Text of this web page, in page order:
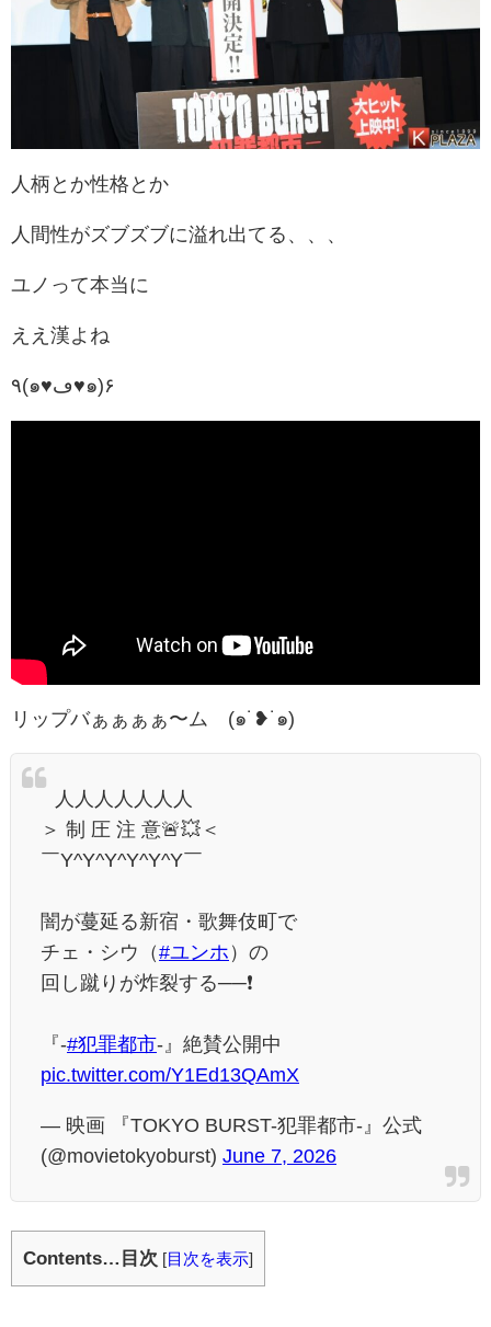
人柄とか性格とか
人間性がズブズブに溢れ出てる、、、
ユノって本当に
ええ漢よね
٩(๑♥ڡ♥๑)۶
リップバぁぁぁぁ〜ム (๑˙❥˙๑)
⠀人人人人人人人
＞ 制 圧 注 意🚨💥＜
￣Y^Y^Y^Y^Y^Y￣
闇が蔓延る新宿・歌舞伎町で
チェ・シウ（#ユンホ ）の
回し蹴りが炸裂する──❗️
『-#犯罪都市-』絶賛公開中
pic.twitter.com/Y1Ed13QAmX
— 映画 『TOKYO BURST-犯罪都市-』公式
(@movietokyoburst) June 7, 2026
Contents…目次 [ 目次を表示]